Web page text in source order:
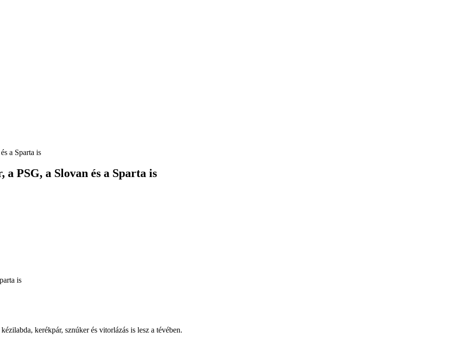
a Sparta is
PSG, a Slovan és a Sparta is
is
kerékpár, sznúker és vitorlázás is lesz a tévében.